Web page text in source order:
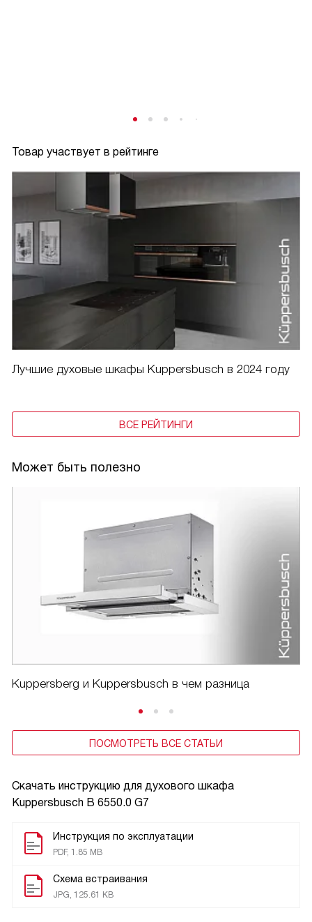
Скачать инструкцию для духового шкафа
Kuppersbusch B 6550.0 G7
Инструкция по эксплуатации
PDF, 1.85 MB
Схема встраивания
JPG, 125.61 KB
Товар участвует в рейтинге
Лучшие духовые шкафы Kuppersbusch в 2024 году
ВСЕ РЕЙТИНГИ
Может быть полезно
Kuppersberg и Kuppersbusch в чем разница
ПОСМОТРЕТЬ ВСЕ СТАТЬИ